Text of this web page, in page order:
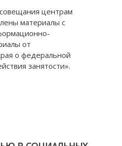
центрам
материалы с
от
о федеральной
занятости».